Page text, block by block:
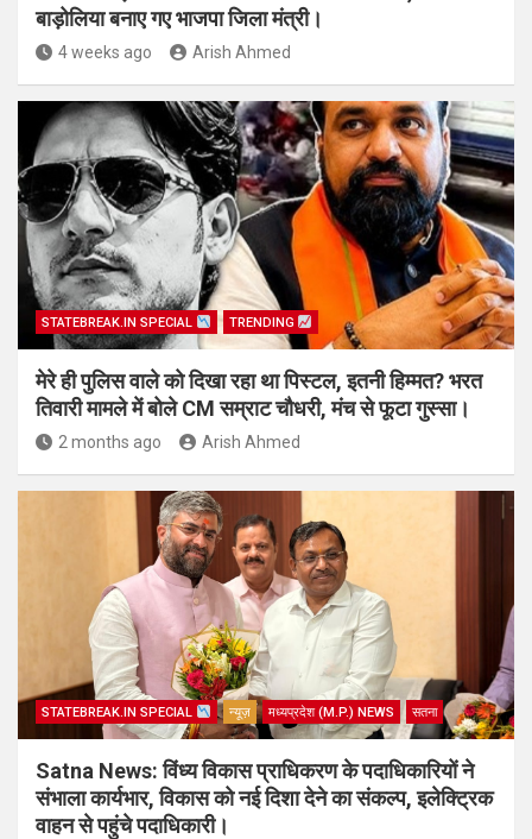
बाड़ोलिया बनाए गए भाजपा जिला मंत्री।
4 weeks ago Arish Ahmed
STATEBREAK.IN SPECIAL TRENDING
मेरे ही पुलिस वाले को दिखा रहा था पिस्टल, इतनी हिम्मत? भरत
तिवारी मामले में बोले CM सम्राट चौधरी, मंच से फूटा गुस्सा।
2 months ago Arish Ahmed
STATEBREAK.IN SPECIAL न्यूज़ मध्यप्रदेश (M.P.) NEWS सतना
Satna News: विंध्य विकास प्राधिकरण के पदाधिकारियों ने
संभाला कार्यभार, विकास को नई दिशा देने का संकल्प, इलेक्ट्रिक
वाहन से पहुंचे पदाधिकारी।